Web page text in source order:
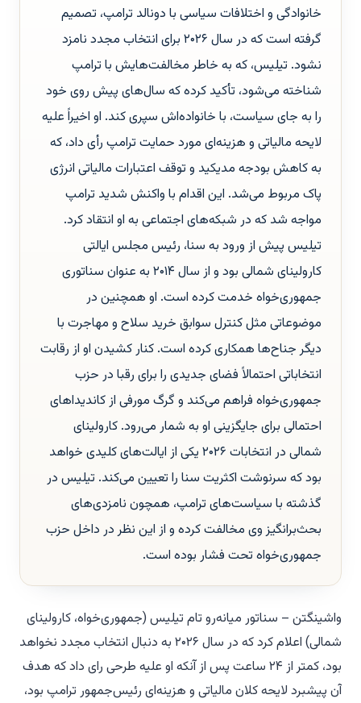
خانوادگی و اختلافات سیاسی با دونالد ترامپ، تصمیم
گرفته است که در سال ۲۰۲۶ برای انتخاب مجدد نامزد
نشود. تیلیس، که به خاطر مخالفت‌هایش با ترامپ
شناخته می‌شود، تأکید کرده که سال‌های پیش روی خود
را به جای سیاست، با خانواده‌اش سپری کند. او اخیراً علیه
لایحه مالیاتی و هزینه‌ای مورد حمایت ترامپ رأی داد، که
به کاهش بودجه مدیکید و توقف اعتبارات مالیاتی انرژی
پاک مربوط می‌شد. این اقدام با واکنش شدید ترامپ
مواجه شد که در شبکه‌های اجتماعی به او انتقاد کرد.
تیلیس پیش از ورود به سنا، رئیس مجلس ایالتی
کارولینای شمالی بود و از سال ۲۰۱۴ به عنوان سناتوری
جمهوری‌خواه خدمت کرده است. او همچنین در
موضوعاتی مثل کنترل سوابق خرید سلاح و مهاجرت با
دیگر جناح‌ها همکاری کرده است. کنار کشیدن او از رقابت
انتخاباتی احتمالاً فضای جدیدی را برای رقبا در حزب
جمهوری‌خواه فراهم می‌کند و گرگ مورفی از کاندیداهای
احتمالی برای جایگزینی او به شمار می‌رود. کارولینای
شمالی در انتخابات ۲۰۲۶ یکی از ایالت‌های کلیدی خواهد
بود که سرنوشت اکثریت سنا را تعیین می‌کند. تیلیس در
گذشته با سیاست‌های ترامپ، همچون نامزدی‌های
بحث‌برانگیز وی مخالفت کرده و از این نظر در داخل حزب
جمهوری‌خواه تحت فشار بوده است.
واشینگتن – سناتور میانه‌رو تام تیلیس (جمهوری‌خواه، کارولینای
شمالی) اعلام کرد که در سال ۲۰۲۶ به دنبال انتخاب مجدد نخواهد
بود، کمتر از ۲۴ ساعت پس از آنکه او علیه طرحی رای داد که هدف
آن پیشبرد لایحه کلان مالیاتی و هزینه‌ای رئیس‌جمهور ترامپ بود،